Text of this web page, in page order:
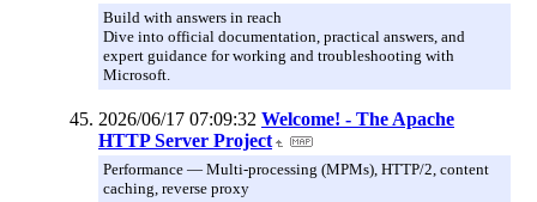
Build with answers in reach
Dive into official documentation, practical answers, and
expert guidance for working and troubleshooting with
Microsoft.
2026/06/17 07:09:32 Welcome! - The Apache
HTTP Server Project
Performance — Multi-processing (MPMs), HTTP/2, content
caching, reverse proxy